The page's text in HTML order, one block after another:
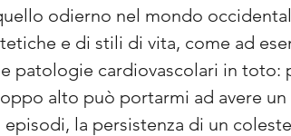
odierno nel mondo
e di stili di vita, come ad
patologie cardiovascolari in toto:
alto può portarmi ad avere
la persistenza di un